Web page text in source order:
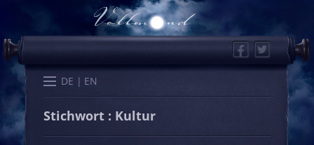
FacebookTwitter
DE EN
Start Kalender Karten
Stichwort : Kultur